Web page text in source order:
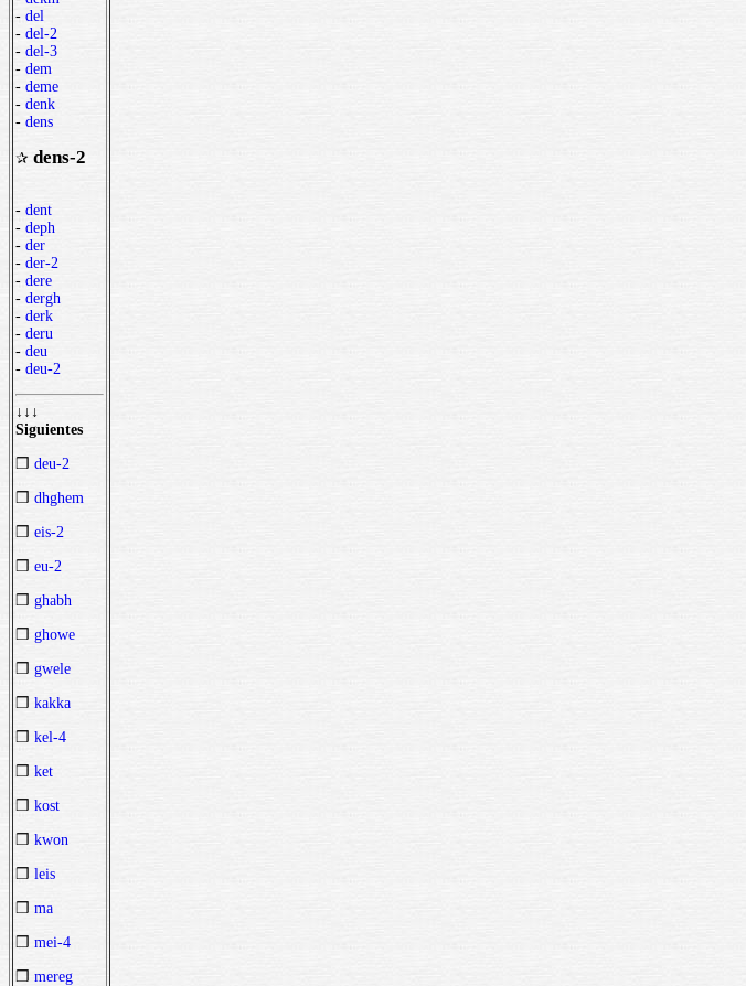
- del
- del-2
- del-3
- dem
- deme
- denk
- dens
✰ dens-2
- dent
- deph
- der
- der-2
- dere
- dergh
- derk
- deru
- deu
- deu-2
↓↓↓
Siguientes
❒ deu-2
❒ dhghem
❒ eis-2
❒ eu-2
❒ ghabh
❒ ghowe
❒ gwele
❒ kakka
❒ kel-4
❒ ket
❒ kost
❒ kwon
❒ leis
❒ ma
❒ mei-4
❒ mereg